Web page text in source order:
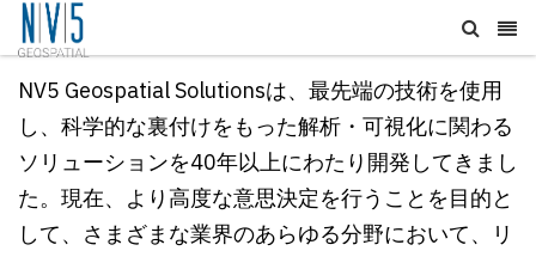
NV5 Geospatial Solutionsは、最先端の技術を使用
し、科学的な裏付けをもった解析・可視化に関わる
ソリューションを40年以上にわたり開発してきまし
た。現在、 より高度な意思決定を行うことを目的と
して、 さまざまな業界のあらゆる分野において、リ